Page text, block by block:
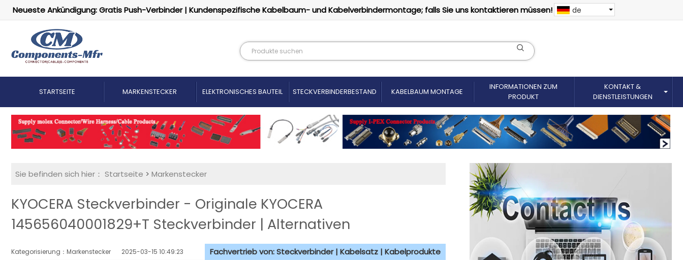
Neueste Ankündigung: Gratis Push-Verbinder | Kundenspezifische Kabelbaum- und Kabelverbindermontage; falls Sie uns kontaktieren müssen! de
STARTSEITE MARKENSTECKER ELEKTRONISCHES BAUTEIL STECKVERBINDERBESTAND KABELBAUM MONTAGE
INFORMATIONEN ZUM
PRODUKT
KONTAKT &
DIENSTLEISTUNGEN
Sie befinden sich hier： Startseite > Markenstecker
KYOCERA Steckverbinder - Originale KYOCERA
145656040001829+T Steckverbinder | Alternativen
Kategorisierung：Markenstecker 2025-03-15 10:49:23 Fachvertrieb von: Steckverbinder | Kabelsatz | Kabelprodukte